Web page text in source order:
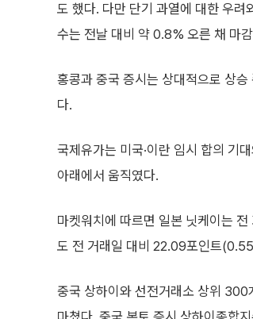
도 했다. 다만 단기 과열에 대한 우려
수는 전날 대비 약 0.8% 오른 채 마
홍콩과 중국 증시는 상대적으로 상
다.
국제유가는 미국·이란 임시 합의 기
아래에서 움직였다.
마켓워치에 따르면 일본 닛케이는
도 전 거래일 대비 22.09포인트
중국 상하이와 선전거래소 상위